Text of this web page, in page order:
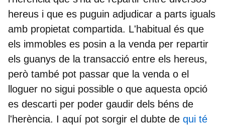
hereus i que es puguin adjudicar a parts iguals
amb propietat compartida. L'habitual és que
els immobles es posin a la venda per repartir
els guanys de la transacció entre els hereus,
però també pot passar que la venda o el
lloguer no sigui possible o que aquesta opció
es descarti per poder gaudir dels béns de
l'herència. I aquí pot sorgir el dubte de qui té